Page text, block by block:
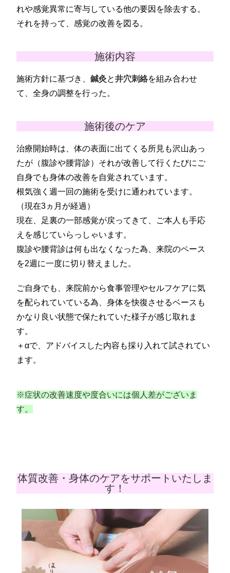
れや感覚異常に寄与している他の要因を除去する。
それを持って、感覚の改善を図る。
施術内容
施術方針に基づき、鍼灸と井穴刺絡を組み合わせ
て、全身の調整を行った。
施術後のケア
治療開始時は、体の表面に出てくる所見も沢山あっ
たが（腹診や腰背診）それが改善して行くたびにご
自身でも身体の改善を自覚されています。
根気強く週一回の施術を受けに通われています。
（現在3ヵ月が経過）
現在、足裏の一部感覚が戻ってきて、ご本人も手応
えを感じていらっしゃいます。
腹診や腰背診は何も出なくなった為、来院のペース
を2週に一度に切り替えました。
ご自身でも、来院前から食事管理やセルフケアに気
を配られていている為、身体を快復させるベースも
かなり良い状態で保たれていた様子が感じ取れま
す。
＋αで、アドバイスした内容も採り入れて試されてい
ます。
※症状の改善速度や度合いには個人差がございま
す。
体質改善・身体のケアをサポートいたしま
す！